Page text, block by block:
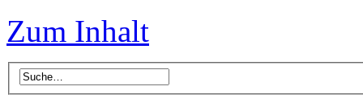
Zum Inhalt